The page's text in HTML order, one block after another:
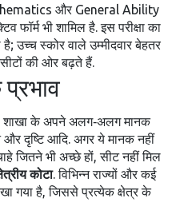
और General Ability
भी शामिल है. इस परीक्षा का
उच्च स्कोर वाले उम्मीदवार बेहतर
की ओर बढ़ते हैं.
शाखा के अपने अलग‑अलग मानक
दृष्टि आदि. अगर ये मानक नहीं
जितने भी अच्छे हों, सीट नहीं मिल
कोटा. विभिन्न राज्यों और कई
गया है, जिससे प्रत्येक क्षेत्र के